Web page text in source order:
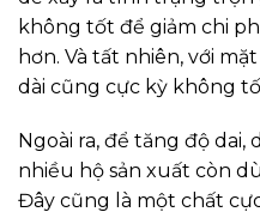
không tốt để giảm chi
hơn. Và tất nhiên, với
dài cũng cực kỳ không
Ngoài ra, để tăng độ
nhiều hộ sản xuất còn
Đây cũng là một chất